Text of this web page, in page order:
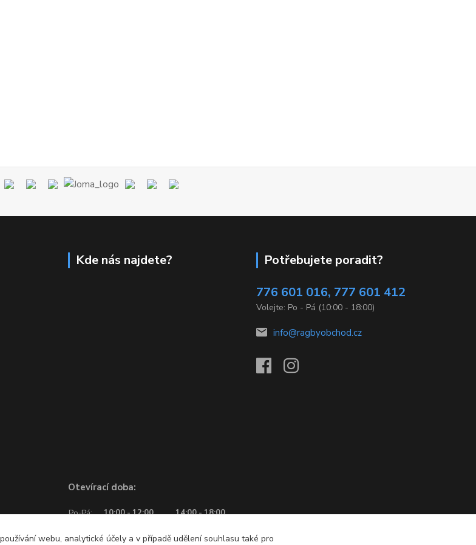
Kde nás najdete?
Otevírací doba:
Po-Pá: 10:00 - 12:00
14:00 - 18:00
Potřebujete poradit?
776 601 016, 777 601 412
Volejte: Po - Pá (10:00 - 18:00)
info@ragbyobchod.cz
webu, analytické účely a v případě udělení souhlasu také pro